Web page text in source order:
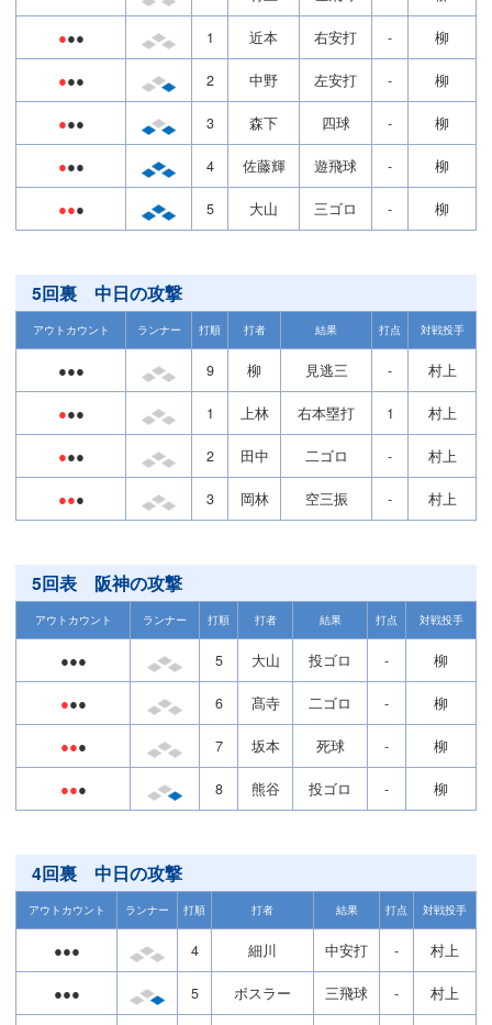
●●● 1 近本 右安打 - 柳
●●● 2 中野 左安打 - 柳
●●● 3 森下 四球 - 柳
●●● 4 佐藤輝 遊飛球 - 柳
●●● 5 大山 三ゴロ - 柳
5回裏 中日の攻撃
アウトカウント ランナー 打順 打者 結果 打点 対戦投手
●●● 9 柳 見逃三 - 村上
●●● 1 上林 右本塁打 1 村上
●●● 2 田中 二ゴロ - 村上
●●● 3 岡林 空三振 - 村上
5回表 阪神の攻撃
アウトカウント ランナー 打順 打者 結果 打点 対戦投手
●●● 5 大山 投ゴロ - 柳
●●● 6 髙寺 二ゴロ - 柳
●●● 7 坂本 死球 - 柳
●●● 8 熊谷 投ゴロ - 柳
4回裏 中日の攻撃
アウトカウント ランナー 打順 打者 結果 打点 対戦投手
●●● 4 細川 中安打 - 村上
●●● 5 ボスラー 三飛球 - 村上